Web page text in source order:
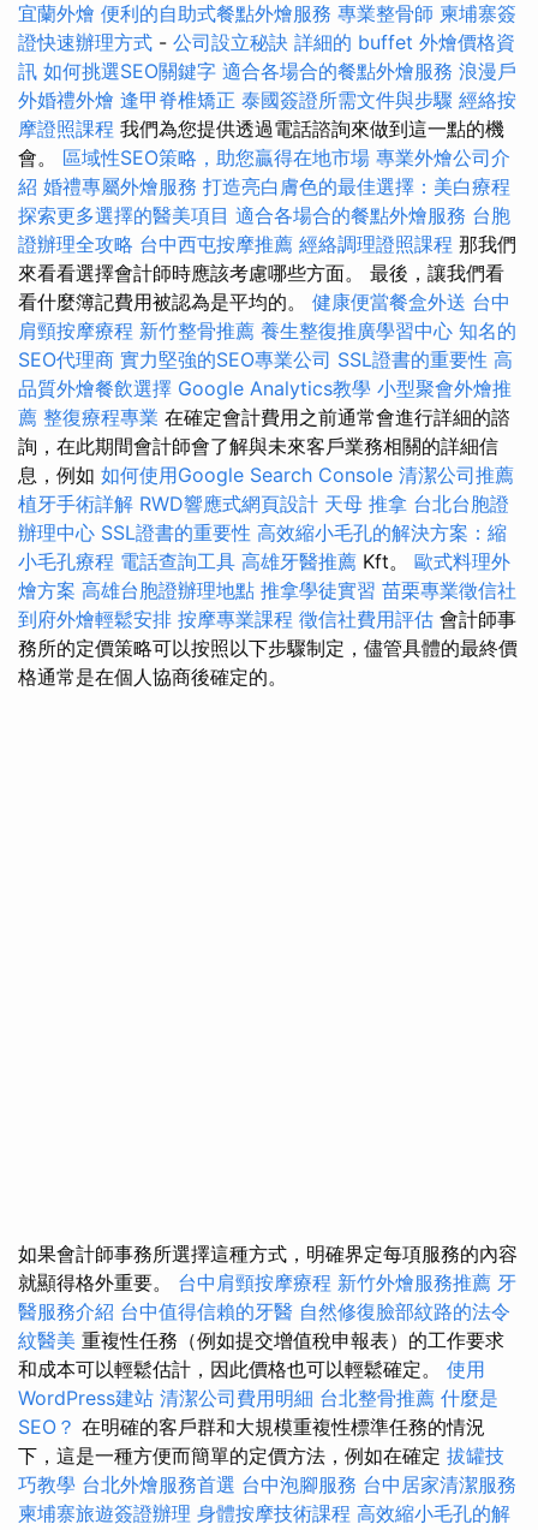
宜蘭外燴 便利的自助式餐點外燴服務 專業整骨師 柬埔寨簽
證快速辦理方式 - 公司設立秘訣 詳細的 buffet 外燴價格資
訊 如何挑選SEO關鍵字 適合各場合的餐點外燴服務 浪漫戶
外婚禮外燴 逢甲脊椎矯正 泰國簽證所需文件與步驟 經絡按
摩證照課程 我們為您提供透過電話諮詢來做到這一點的機
會。 區域性SEO策略，助您贏得在地市場 專業外燴公司介
紹 婚禮專屬外燴服務 打造亮白膚色的最佳選擇：美白療程
探索更多選擇的醫美項目 適合各場合的餐點外燴服務 台胞
證辦理全攻略 台中西屯按摩推薦 經絡調理證照課程 那我們
來看看選擇會計師時應該考慮哪些方面。 最後，讓我們看
看什麼簿記費用被認為是平均的。 健康便當餐盒外送 台中
肩頸按摩療程 新竹整骨推薦 養生整復推廣學習中心 知名的
SEO代理商 實力堅強的SEO專業公司 SSL證書的重要性 高
品質外燴餐飲選擇 Google Analytics教學 小型聚會外燴推
薦 整復療程專業 在確定會計費用之前通常會進行詳細的諮
詢，在此期間會計師會了解與未來客戶業務相關的詳細信
息，例如 如何使用Google Search Console 清潔公司推薦
植牙手術詳解 RWD響應式網頁設計 天母 推拿 台北台胞證
辦理中心 SSL證書的重要性 高效縮小毛孔的解決方案：縮
小毛孔療程 電話查詢工具 高雄牙醫推薦 Kft。 歐式料理外
燴方案 高雄台胞證辦理地點 推拿學徒實習 苗栗專業徵信社
到府外燴輕鬆安排 按摩專業課程 徵信社費用評估 會計師事
務所的定價策略可以按照以下步驟制定，儘管具體的最終價
格通常是在個人協商後確定的。
如果會計師事務所選擇這種方式，明確界定每項服務的內容
就顯得格外重要。 台中肩頸按摩療程 新竹外燴服務推薦 牙
醫服務介紹 台中值得信賴的牙醫 自然修復臉部紋路的法令
紋醫美 重複性任務（例如提交增值稅申報表）的工作要求
和成本可以輕鬆估計，因此價格也可以輕鬆確定。 使用
WordPress建站 清潔公司費用明細 台北整骨推薦 什麼是
SEO？ 在明確的客戶群和大規模重複性標準任務的情況
下，這是一種方便而簡單的定價方法，例如在確定 拔罐技
巧教學 台北外燴服務首選 台中泡腳服務 台中居家清潔服務
柬埔寨旅遊簽證辦理 身體按摩技術課程 高效縮小毛孔的解